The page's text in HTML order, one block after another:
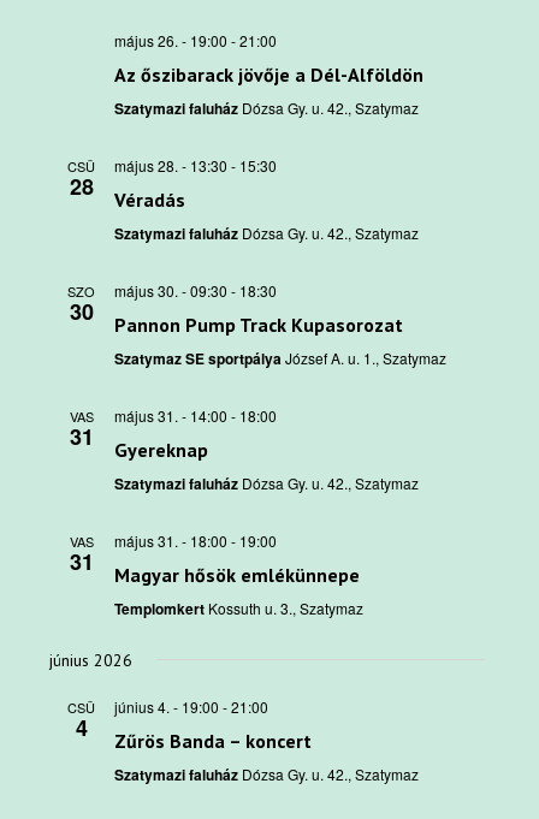
május 26. - 19:00 -21:00
Az őszibarack jövője a Dél-Alföldön
Szatymazi faluház Dózsa Gy. u. 42., Szatymaz
CSÜ
28
május 28. - 13:30 - 15:30
Véradás
Szatymazi faluház Dózsa Gy. u. 42., Szatymaz
SZO
30
május 30. - 09:30 - 18:30
Pannon Pump Track Kupasorozat
Szatymaz SE sportpályaJózsef A. u. 1., Szatymaz
VAS
31
május 31. - 14:00 - 18:00
Gyereknap
Szatymazi faluház Dózsa Gy. u. 42., Szatymaz
VAS
31
május 31. - 18:00 - 19:00
Magyar hősök emlékünnepe
Templomkert Kossuth u. 3., Szatymaz
június 2026
CSÜ
4
június 4. - 19:00 -21:00
Zűrös Banda – koncert
Szatymazi faluház Dózsa Gy. u. 42., Szatymaz